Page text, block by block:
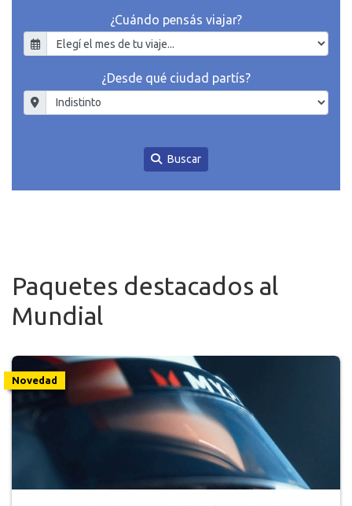
¿Cuándo pensás viajar?
¿Desde qué ciudad partís?
Buscar
Paquetes destacados al
Mundial
Novedad